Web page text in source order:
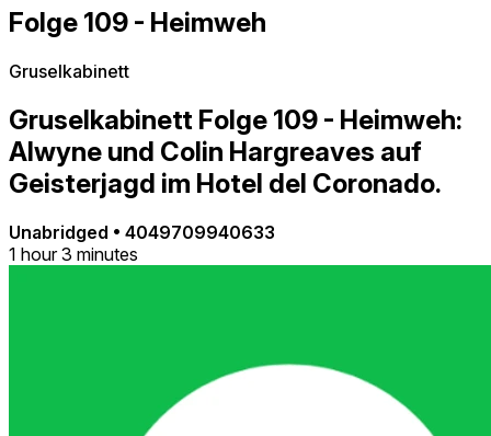
Folge 109 - Heimweh
Gruselkabinett
Gruselkabinett Folge 109 - Heimweh:
Alwyne und Colin Hargreaves auf
Geisterjagd im Hotel del Coronado.
Unabridged • 4049709940633
1 hour 3 minutes